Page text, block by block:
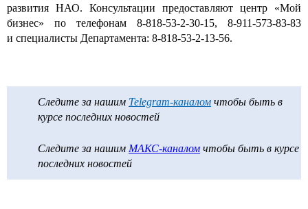
развития НАО. Консультации предоставляют центр «Мой
бизнес» по телефонам 8-818-53-2-30-15, 8-911-573-83-83
и специалисты Департамента: 8-818-53-2-13-56.
Следите за нашим Telegram-каналом чтобы быть в
курсе последних новостей
Следите за нашим МАКС-каналом чтобы быть в курсе
последних новостей